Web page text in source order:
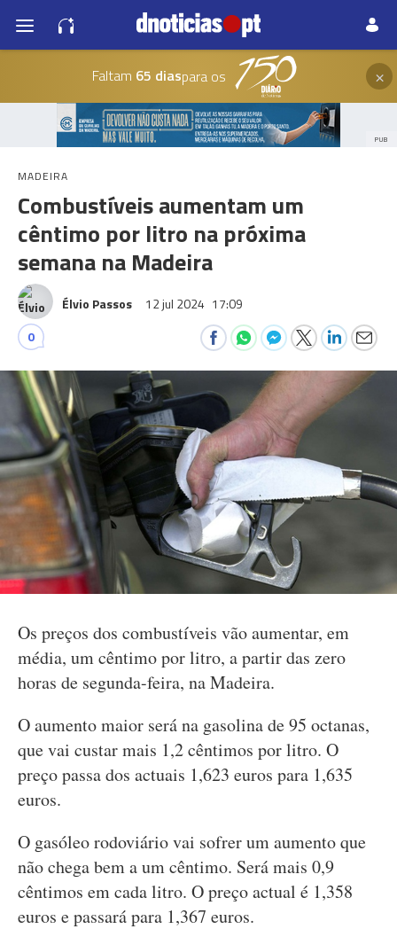
Faltam 65 diaspara os ×
PUB
MADEIRA
Combustíveis aumentam um
cêntimo por litro na próxima
semana na Madeira
Élvio Passos 12 jul 2024 17:09
0
Os preços dos combustíveis vão aumentar, em
média, um cêntimo por litro, a partir das zero
horas de segunda-feira, na Madeira.
O aumento maior será na gasolina de 95 octanas,
que vai custar mais 1,2 cêntimos por litro. O
preço passa dos actuais 1,623 euros para 1,635
euros.
O gasóleo rodoviário vai sofrer um aumento que
não chega bem a um cêntimo. Será mais 0,9
cêntimos em cada litro. O preço actual é 1,358
euros e passará para 1,367 euros.